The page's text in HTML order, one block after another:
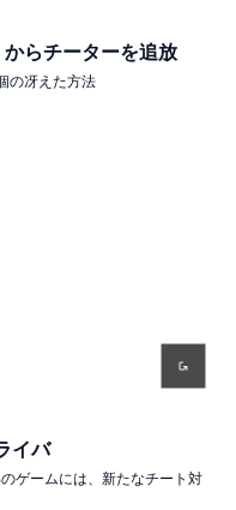
らチーターを追放
の冴えた方法
イバ
ゲームには、新たなチート対